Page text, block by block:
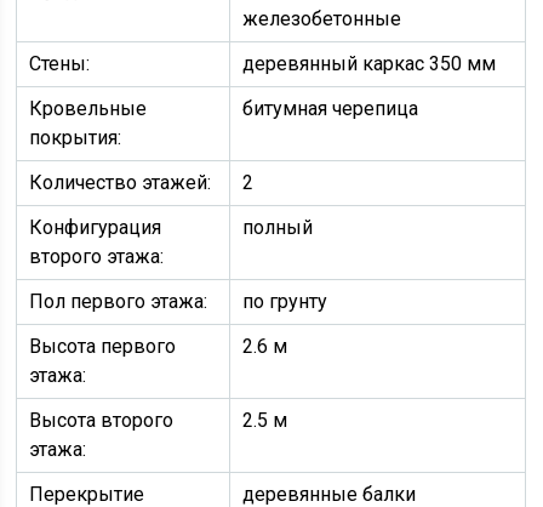
железобетонные
Стены:
деревянный каркас 350 мм
Кровельные
покрытия:
битумная черепица
Количество этажей:
2
Конфигурация
второго этажа:
полный
Пол первого этажа:
по грунту
Высота первого
этажа:
2.6 м
Высота второго
этажа:
2.5 м
Перекрытие
деревянные балки